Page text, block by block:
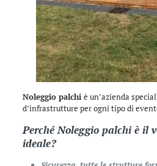
Noleggio palchi è un’azienda
d’infrastrutture per ogni tipo di
PerchéNoleggio palchiè il
ideale?